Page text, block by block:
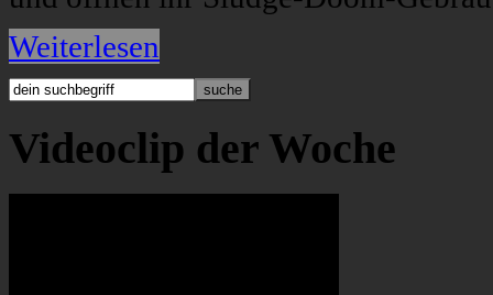
Weiterlesen
Videoclip der Woche